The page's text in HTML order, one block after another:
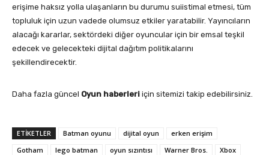
erişime haksız yolla ulaşanların bu durumu suiistimal etmesi, tüm
topluluk için uzun vadede olumsuz etkiler yaratabilir. Yayıncıların
alacağı kararlar, sektördeki diğer oyuncular için bir emsal teşkil
edecek ve gelecekteki dijital dağıtım politikalarını
şekillendirecektir.
Daha fazla güncel Oyun haberleri için sitemizi takip edebilirsiniz.
ETIKETLER Batman oyunu dijital oyun
erken erişim
Gotham
lego batman oyun sızıntısı Warner Bros. Xbox